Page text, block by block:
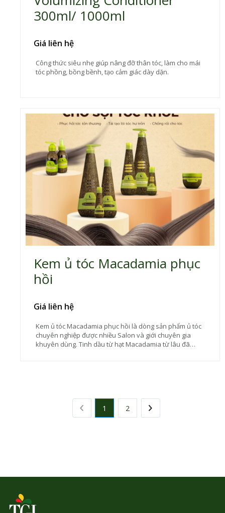
300ml/ 1000ml
Giá liên hệ
Công thức siêu nhẹ giúp nâng đỡ thân tóc, làm cho mái
tóc phồng, bồng bềnh, tạo cảm giác dày dặn.
Kem ủ tóc Macadamia phục
hồi
Giá liên hệ
Kem ủ tóc Macadamia phục hồi là dòng sản phẩm ủ tóc
chuyên nghiệp được nhiều Salon và giới chuyên gia
khuyên dùng. Tinh dầu từ hạt Macadamia từ lâu đã
1 2